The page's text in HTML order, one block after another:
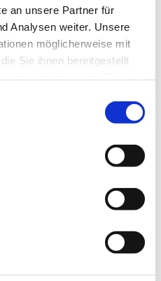
an unsere Partner für
Analysen weiter. Unsere
möglicherweise mit
Sie ihnen bereitgestellt
interessieren